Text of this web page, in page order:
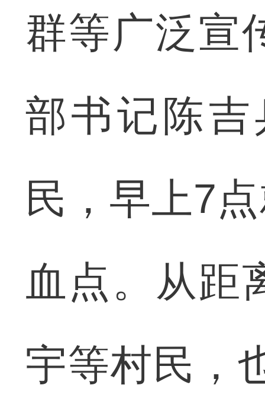
群等广泛宣
部书记陈
民，早上7
血点。从距
宇等村民，